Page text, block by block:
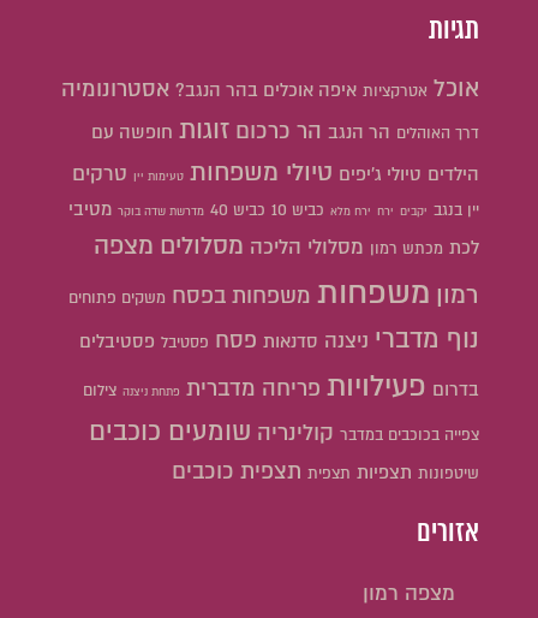
תגיות
אוכל אטרקציות איפה אוכלים בהר הנגב? אסטרונומיה
דרך האוהלים הר הנגב הר כרכום זוגות חופשה עם
הילדים טיולי ג'יפים טיולי משפחות טעימות יין טרקים
יין בנגב יקבים ירח ירח מלא כביש 10 כביש 40 מדרשת שדה בוקר מטיבי
לכת מכתש רמון מסלולי הליכה מסלולים מצפה
רמון משפחות משפחות בפסח משקים פתוחים
נוף מדברי ניצנה סדנאות פסח פסטיבל פסטיבלים
בדרום פעילויות פריחה מדברית פתחת ניצנה צילום
צפייה בכוכבים במדבר קולינריה שומעים כוכבים
שיטפונות תצפיות תצפית תצפית כוכבים
אזורים
מצפה רמון